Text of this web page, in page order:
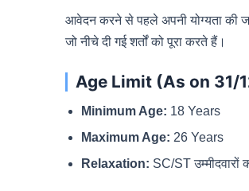
आवेदन करने से पहले अपनी योग्यता की
जो नीचे दी गई शर्तों को पूरा करते हैं।
Age Limit (As on 31/
Minimum Age: 18 Years
Maximum Age: 26 Years
Relaxation: SC/ST उम्मीदवारों